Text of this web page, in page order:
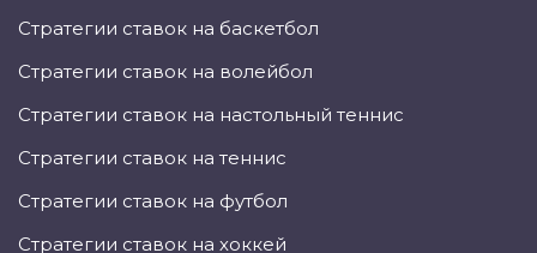
Стратегии ставок на баскетбол
Стратегии ставок на волейбол
Стратегии ставок на настольный теннис
Стратегии ставок на теннис
Стратегии ставок на футбол
Стратегии ставок на хоккей